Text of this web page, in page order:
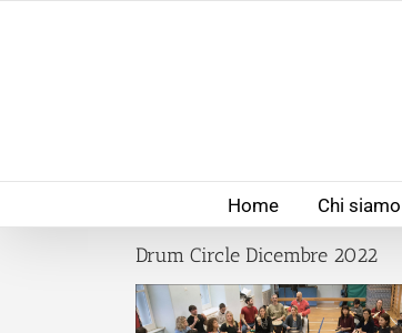
Home Chi siamo
Drum Circle Dicembre 2022